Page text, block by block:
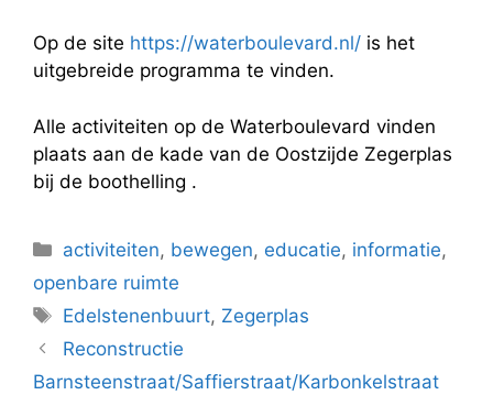
Op de site https://waterboulevard.nl/ is het
uitgebreide programma te vinden.
Alle activiteiten op de Waterboulevard vinden
plaats aan de kade van de Oostzijde Zegerplas
bij de boothelling .
Categorieën
activiteiten, bewegen, educatie, informatie,
openbare ruimte
Tags
Edelstenenbuurt, Zegerplas
Reconstructie
Barnsteenstraat/Saffierstraat/Karbonkelstraat